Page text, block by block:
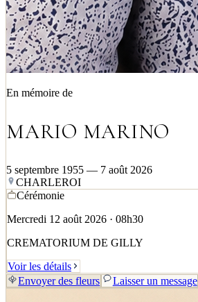
En mémoire de
MARIO MARINO
5 septembre 1955 — 7 août 2026
CHARLEROI
Cérémonie
Mercredi 12 août 2026 · 08h30
CREMATORIUM DE GILLY
Voir les détails
Envoyer des fleurs
Laisser un message